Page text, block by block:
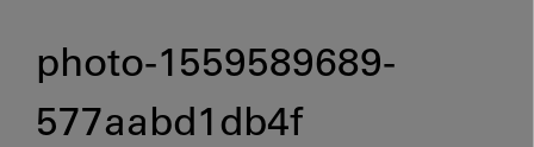
photo-1559589689-
577aabd1db4f